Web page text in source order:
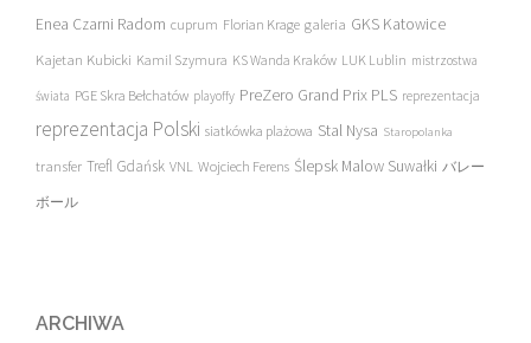
Enea Czarni Radom cuprum Florian Krage galeria GKS Katowice
Kajetan Kubicki Kamil Szymura KS Wanda Kraków LUK Lublin mistrzostwa
świata PGE Skra Bełchatów playoffy PreZero Grand Prix PLS reprezentacja
reprezentacja Polski siatkówka plażowa Stal Nysa Staropolanka
transfer Trefl Gdańsk VNL Wojciech Ferens Ślepsk Malow Suwałki バレー
ボール
ARCHIWA